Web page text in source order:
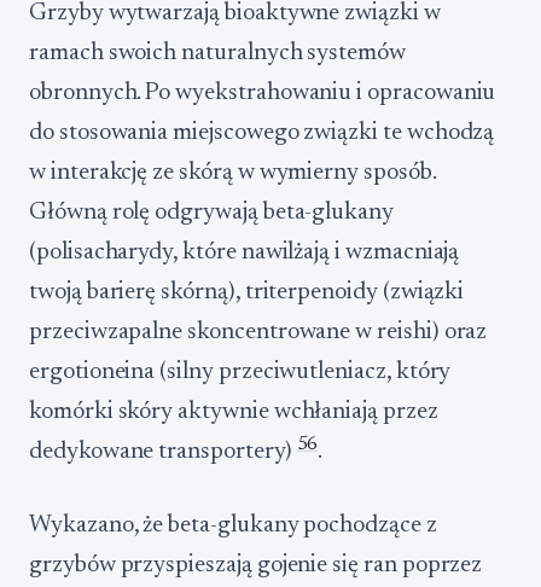
Grzyby wytwarzają bioaktywne związki w
ramach swoich naturalnych systemów
obronnych. Po wyekstrahowaniu i opracowaniu
do stosowania miejscowego związki te wchodzą
w interakcję ze skórą w wymierny sposób.
Główną rolę odgrywają beta-glukany
(polisacharydy, które nawilżają i wzmacniają
twoją barierę skórną), triterpenoidy (związki
przeciwzapalne skoncentrowane w reishi) oraz
ergotioneina (silny przeciwutleniacz, który
komórki skóry aktywnie wchłaniają przez
dedykowane transportery) 56.
Wykazano, że beta-glukany pochodzące z
grzybów przyspieszają gojenie się ran poprzez